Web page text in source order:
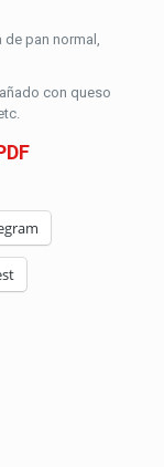
pan normal,
con queso